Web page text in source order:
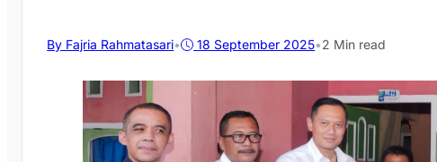
By Fajria Rahmatasari• 18 September 2025•2 Min read